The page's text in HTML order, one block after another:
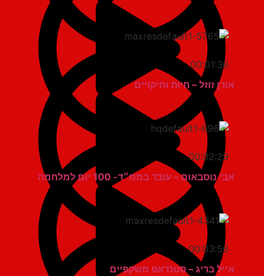
00:01:36
אורן זוזל – חיות וחיקויים
00:02:29
אבי נוסבאום – עובד בממ״ד- 100 יום למלחמה
00:03:56
אייל בריג – סטנדאפ משקפיים